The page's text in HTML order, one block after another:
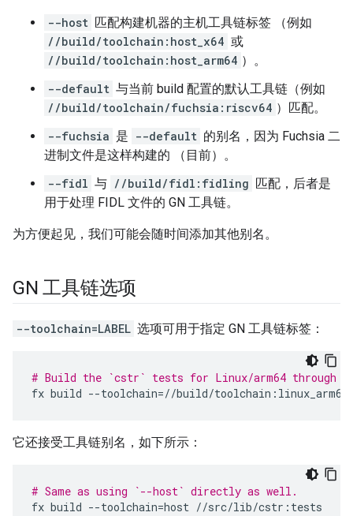
--host 匹配构建机器的主机工具链标签 （例如
//build/toolchain:host_x64 或
//build/toolchain:host_arm64 ）。
--default 与当前 build 配置的默认工具链（例如
//build/toolchain/fuchsia:riscv64 ）匹配。
--fuchsia 是 --default 的别名，因为 Fuchsia 二
进制文件是这样构建的 （目前）。
--fidl 与 //build/fidl:fidling 匹配，后者是
用于处理 FIDL 文件的 GN 工具链。
为方便起见，我们可能会随时间添加其他别名。
GN 工具链选项
--toolchain=LABEL 选项可用于指定 GN 工具链标签：
# Build the `cstr` tests for Linux/arm64 through
fx build --toolchain=//build/toolchain:linux_arm64
它还接受工具链别名，如下所示：
# Same as using `--host` directly as well.
fx build --toolchain=host